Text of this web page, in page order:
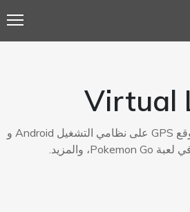
Virtual
نصائح وحيل حول تغيير موقع GPS على نظامي التشغيل Android و